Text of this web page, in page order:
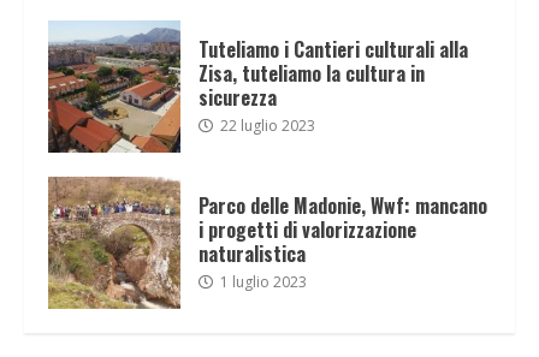
Tuteliamo i Cantieri culturali alla
Zisa, tuteliamo la cultura in
sicurezza
22 luglio 2023
Parco delle Madonie, Wwf: mancano
i progetti di valorizzazione
naturalistica
1 luglio 2023